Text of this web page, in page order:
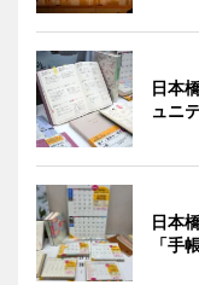
日本
ュニ
日本
「手